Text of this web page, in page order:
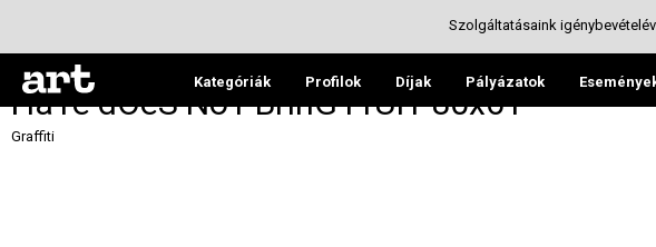
Kategóriák Profilok Díjak Pályázatok
HaTe dOeS NoT BrInG FrUiT 80x61
Graffiti
Szolgáltatásaink